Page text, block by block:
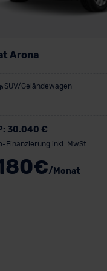
Arona
SUV/Geländewagen
30.040 €
Finanzierung inkl. MwSt.
€/Monat